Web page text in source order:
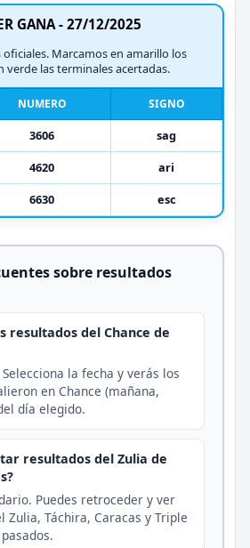
GANA - 27/12/2025
Marcamos en amarillo los
verde las terminales acertadas.
NUMERO SIGNO
3606
sag
4620
ari
6630 esc
sobre resultados
resultados del Chance de
la fecha y verás los
en Chance (mañana,
día elegido.
resultados del Zulia de
Puedes retroceder y ver
Zulia, Táchira, Caracas y Triple